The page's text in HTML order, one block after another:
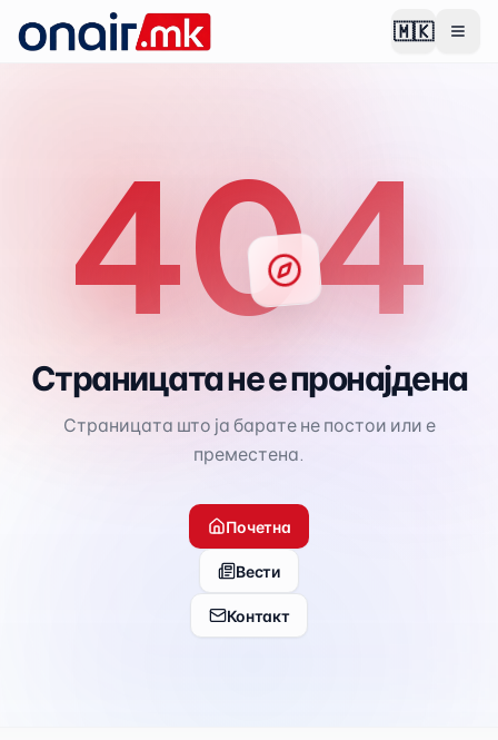
🇲🇰
404
Страницата не е пронајдена
Страницата што ја барате не постои или е
преместена.
Почетна
Вести
Контакт